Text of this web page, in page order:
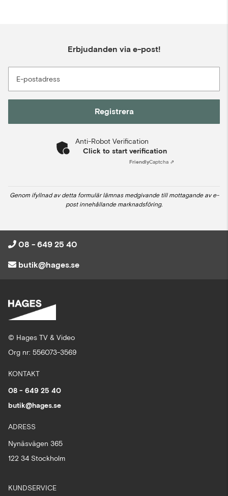
Erbjudanden via e-post!
E-postadress
Registrera
Anti-Robot Verification
Click to start verification
FriendlyCaptcha ⇗
Genom ifyllnad av detta formulär lämnas medgivande till mottagande av e-
post innehållande marknadsföring.
08 - 649 25 40
butik@hages.se
© Hages TV & Video
Org nr: 556073-3569
KONTAKT
08 - 649 25 40
butik@hages.se
ADRESS
Nynäsvägen 365
122 34 Stockholm
KUNDSERVICE